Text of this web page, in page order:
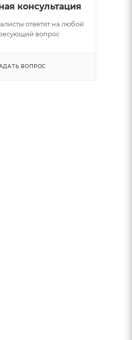
консультация
ответят на любой
вопрос
ВОПРОС